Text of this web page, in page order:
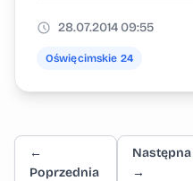
28.07.2014 09:55
Oświęcimskie 24
←
Poprzednia
Następna
→